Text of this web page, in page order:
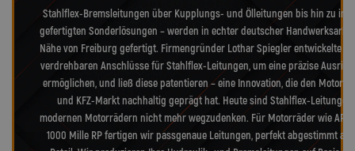
Stahlflex-Bremsleitungen über Kupplungs- und Ölleitungen bis hin zu
gefertigten Sonderlösungen – werden in echter deutscher
Nähe von Freiburg gefertigt. Firmengründer Lothar Spiegler entwickelte
verdrehbaren Anschlüsse für Stahlflex-Leitungen, um eine präzise
ermöglichen, und ließ diese patentieren – eine Innovation, die den
und KFZ-Markt nachhaltig geprägt hat. Heute sind Stahlflex-Leitungen
modernen Motorrädern nicht mehr wegzudenken. Für Motorräder wie
1000 Mille RP fertigen wir passgenaue Leitungen, perfekt abgestimmt